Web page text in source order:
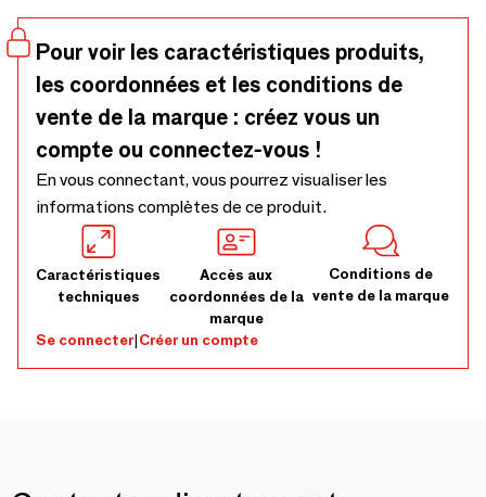
torchon par un lavage régulier pour une propreté
impeccable. Le tissu 100% coton fabriqué en France, se
lave facilement en machine jusqu'à 40°C pour une hygiène
absolue. Et pour une décoration 100% personnalisée,
complétez ce grand torchon avec les autres torchons, les
essuie-mains, les tabliers et le lot gant/manique de la
gamme DUBOUT. - 100% COTON - Lavage à 40°,
Blanchiment Javel : non, Séchage non, Repassage moyen
150°, Nettoyage à sec interdit
Pour voir les caractéristiques produits,
les coordonnées et les conditions de
vente de la marque : créez vous un
compte ou connectez-vous !
En vous connectant, vous pourrez visualiser les
informations complètes de ce produit.
Caractéristiques
techniques
Accès aux
coordonnées de la
marque
Conditions de
vente de la marque
Se connecter|Créer un compte